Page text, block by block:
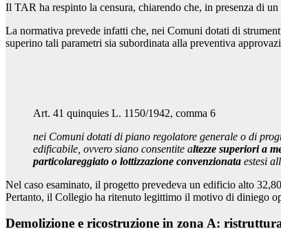
Il TAR ha respinto la censura, chiarendo che, in presenza di
La normativa prevede infatti che, nei Comuni dotati di
superino tali parametri sia subordinata alla preventiva
Art. 41 quinquies L. 1150/1942, comma 6
nei Comuni dotati di piano regolatore generale o di
edificabile, ovvero siano consentite altezze superiori a
particolareggiato o lottizzazione convenzionata estesi
Nel caso esaminato, il progetto prevedeva un edificio alto
Pertanto, il Collegio ha ritenuto legittimo il motivo di diniego
Demolizione e ricostruzione in zona A: